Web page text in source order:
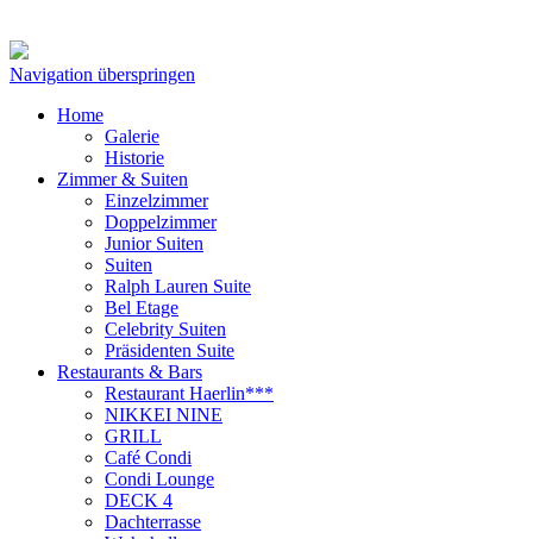
Navigation überspringen
Home
Galerie
Historie
Zimmer & Suiten
Einzelzimmer
Doppelzimmer
Junior Suiten
Suiten
Ralph Lauren Suite
Bel Etage
Celebrity Suiten
Präsidenten Suite
Restaurants & Bars
Restaurant Haerlin***
NIKKEI NINE
GRILL
Café Condi
Condi Lounge
DECK 4
Dachterrasse